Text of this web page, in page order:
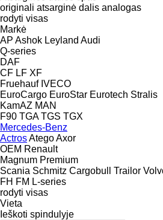
originali atsarginė dalis analogas
rodyti visas
Markė
AP Ashok Leyland Audi
Q-series
DAF
CF LF XF
Fruehauf IVECO
EuroCargo EuroStar Eurotech Stralis
KamAZ MAN
F90 TGA TGS TGX
Mercedes-Benz
ActrosAtegoAxor
OEM Renault
Magnum Premium
Scania Schmitz Cargobull Trailor
FH FM L-series
rodyti visas
Vieta
Ieškoti spindulyje